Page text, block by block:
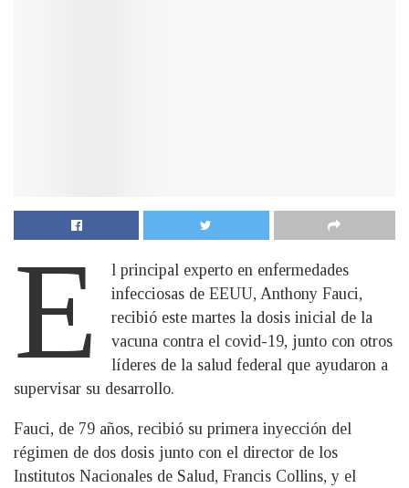
E
l principal experto en enfermedades
infecciosas de EEUU, Anthony Fauci,
recibió este martes la dosis inicial de la
vacuna contra el covid-19, junto con otros
líderes de la salud federal que ayudaron a
supervisar su desarrollo.
Fauci, de 79 años, recibió su primera inyección del
régimen de dos dosis junto con el director de los
Institutos Nacionales de Salud, Francis Collins, y el